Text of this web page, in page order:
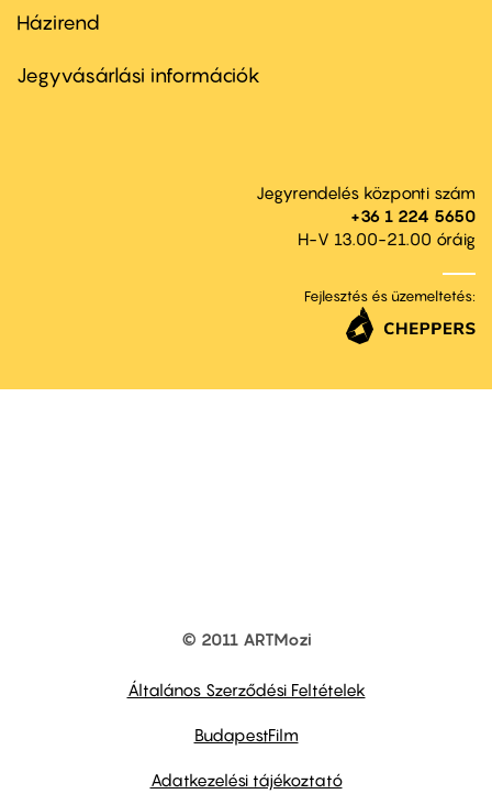
Footer
second
Házirend
Jegyvásárlási információk
Jegyrendelés központi szám
+36 1 224 5650
H-V 13.00-21.00 óráig
Fejlesztés és üzemeltetés:
© 2011 ARTMozi
Általános Szerződési Feltételek
BudapestFilm
Adatkezelési tájékoztató